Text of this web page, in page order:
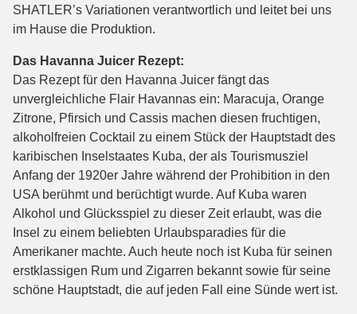
SHATLER’s Variationen verantwortlich und leitet bei uns
im Hause die Produktion.
Das Havanna Juicer Rezept:
Das Rezept für den Havanna Juicer fängt das
unvergleichliche Flair Havannas ein: Maracuja, Orange
Zitrone, Pfirsich und Cassis machen diesen fruchtigen,
alkoholfreien Cocktail zu einem Stück der Hauptstadt des
karibischen Inselstaates Kuba, der als Tourismusziel
Anfang der 1920er Jahre während der Prohibition in den
USA berühmt und berüchtigt wurde. Auf Kuba waren
Alkohol und Glücksspiel zu dieser Zeit erlaubt, was die
Insel zu einem beliebten Urlaubsparadies für die
Amerikaner machte. Auch heute noch ist Kuba für seinen
erstklassigen Rum und Zigarren bekannt sowie für seine
schöne Hauptstadt, die auf jeden Fall eine Sünde wert ist.